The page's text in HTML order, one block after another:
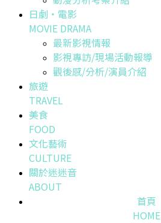
日劇・電影
MOVIE DRAMA
最新影視情報
影視專訪/現場活動報導
觀後感/分析/演員介紹
旅遊
TRAVEL
美食
FOOD
文化藝術
CULTURE
關於迷迷音
ABOUT
首頁
HOME